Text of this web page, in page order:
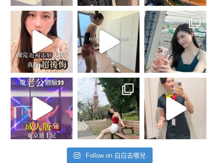
Follow on 白白去哪兒